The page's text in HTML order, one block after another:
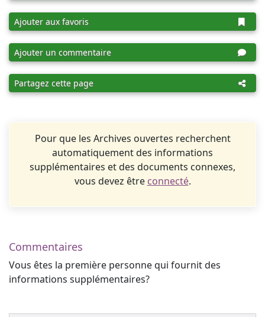
Ajouter aux favoris
Ajouter un commentaire
Partagez cette page
Pour que les Archives ouvertes recherchent
automatiquement des informations
supplémentaires et des documents connexes,
vous devez être connecté.
Commentaires
Vous êtes la première personne qui fournit des
informations supplémentaires?